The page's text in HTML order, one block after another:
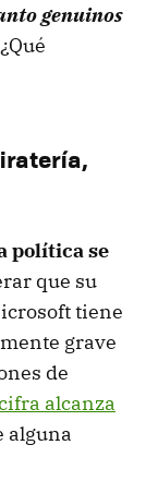
genuinos
política se
que su
tiene
grave
de
alcanza
alguna